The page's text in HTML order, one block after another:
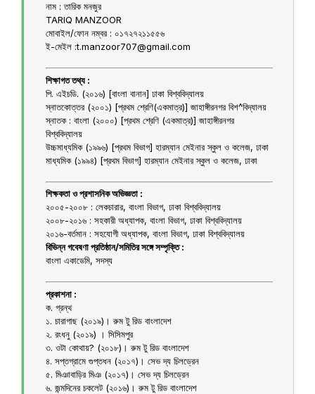
নাম : তারিক মনজুর
TARIQ MANZOOR
মোবাইল/ফোন নম্বর : ০১৭২৭২১১৫৫৬
ই-মেইল :t.manzoor707@gmail.com
শিক্ষাগত তথ্য :
পি. এইচডি. (২০১৬) [বাংলা বানান] ঢাকা বিশ্ববিদ্যালয়
স্নাতকোত্তর (২০০১) [প্রথম শ্রেণি(একমাত্র)] জাহাঙ্গীরনগর বিশ^বিদ্যালয়
স্নাতক : বাংলা (২০০০) [প্রথম শ্রেণি (একমাত্র)] জাহাঙ্গীরনগর
বিশ্ববিদ্যালয়
উচ্চমাধ্যমিক (১৯৯৬) [প্রথম বিভাগ] হারম্যান মেইনার স্কুল ও কলেজ, ঢাকা
মাধ্যমিক (১৯৯৪) [প্রথম বিভাগ] হারম্যান মেইনার স্কুল ও কলেজ, ঢাকা
শিক্ষকতা ও প্রশাসনিক অভিজ্ঞতা :
২০০৫-২০০৮ : লেকচারার, বাংলা বিভাগ, ঢাকা বিশ্ববিদ্যালয়
২০০৮-২০১৬ : সহকারী অধ্যাপক, বাংলা বিভাগ, ঢাকা বিশ্ববিদ্যালয়
২০১৬-বর্তমান : সহযোগী অধ্যাপক, বাংলা বিভাগ, ঢাকা বিশ্ববিদ্যালয়
বিভিন্ন গবেষণা প্রতিষ্ঠান/সমিতির সঙ্গে সম্পৃক্তি :
বাংলা একাডেমি, সদস্য
প্রকাশনা :
ক. গ্রন্থ
১. চারাগাছ (২০১৯)। রুম টু রিড বাংলাদেশ
২. রংধনু (২০১৯) । সিসিমপুর
৩. ওটা কোথায়? (২০১৮)। রুম টু রিড বাংলাদেশ
৪. সপ্তগ্রামে গুপ্তধন (২০১৭)। সেভ দ্য চিলড্রেন
৫. মিঞাবাড়ির মিঞ (২০১৭)। সেভ দ্য চিলড্রেন
৬. জন্মদিনের চকলেট (২০১৬)। রুম টু রিড বাংলাদেশ